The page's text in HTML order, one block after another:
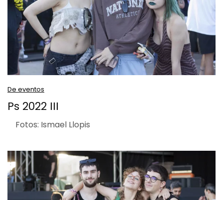
De eventos
Ps 2022 III
Fotos: Ismael Llopis